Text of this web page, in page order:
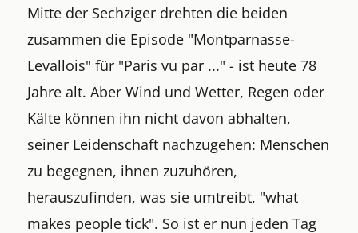
Mitte der Sechziger drehten die beiden
zusammen die Episode "Montparnasse-
Levallois" für "Paris vu par ..." - ist heute 78
Jahre alt. Aber Wind und Wetter, Regen oder
Kälte können ihn nicht davon abhalten,
seiner Leidenschaft nachzugehen: Menschen
zu begegnen, ihnen zuzuhören,
herauszufinden, was sie umtreibt, "what
makes people tick". So ist er nun jeden Tag